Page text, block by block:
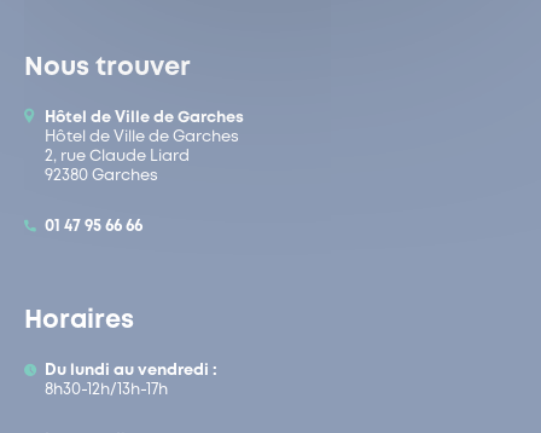
Nous trouver
Hôtel de Ville de Garches
Hôtel de Ville de Garches
2, rue Claude Liard
92380 Garches
01 47 95 66 66
Horaires
Du lundi au vendredi :
8h30-12h/13h-17h